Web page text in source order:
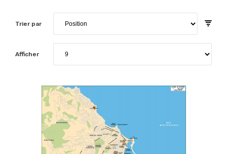
Trier par
Afficher